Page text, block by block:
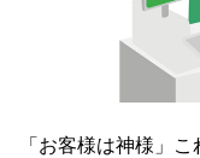
「お客様は神様」